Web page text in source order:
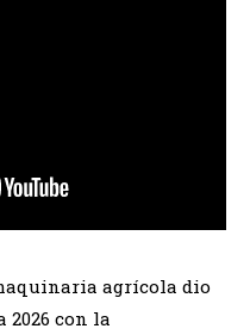
agrícola dio
2026 con la